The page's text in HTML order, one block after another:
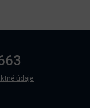
údaje